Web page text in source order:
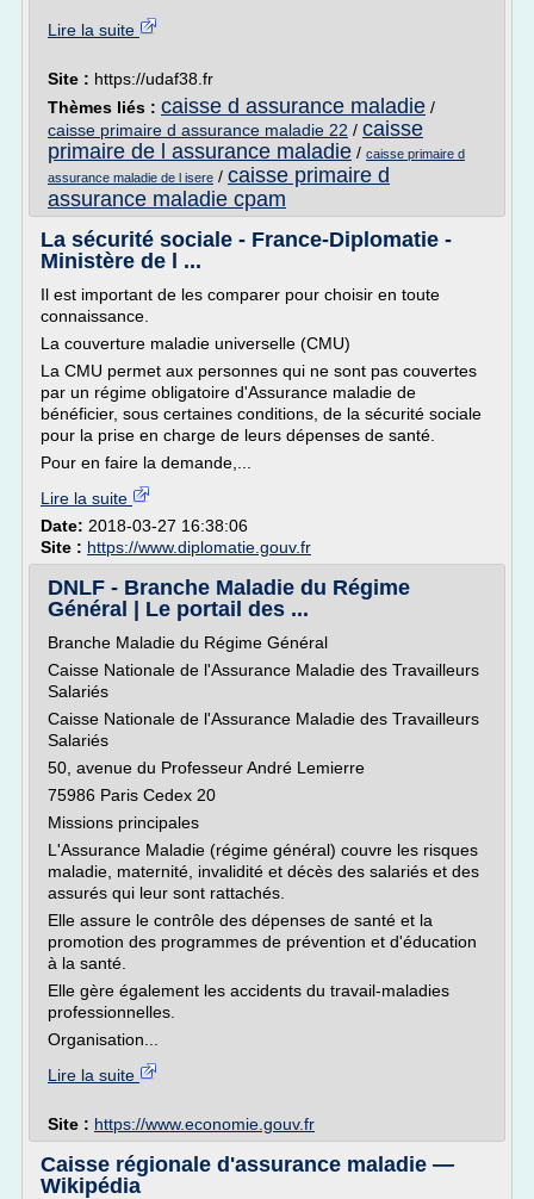
Lire la suite
Site : https://udaf38.fr
Thèmes liés : caisse d assurance maladie /
caisse primaire d assurance maladie 22 / caisse
primaire de l assurance maladie / caisse primaire d
assurance maladie de l isere / caisse primaire d
assurance maladie cpam
La sécurité sociale - France-Diplomatie -
Ministère de l ...
Il est important de les comparer pour choisir en toute
connaissance.
La couverture maladie universelle (CMU)
La CMU permet aux personnes qui ne sont pas couvertes
par un régime obligatoire d'Assurance maladie de
bénéficier, sous certaines conditions, de la sécurité sociale
pour la prise en charge de leurs dépenses de santé.
Pour en faire la demande,...
Lire la suite
Date: 2018-03-27 16:38:06
Site : https://www.diplomatie.gouv.fr
DNLF - Branche Maladie du Régime
Général | Le portail des ...
Branche Maladie du Régime Général
Caisse Nationale de l'Assurance Maladie des Travailleurs
Salariés
Caisse Nationale de l'Assurance Maladie des Travailleurs
Salariés
50, avenue du Professeur André Lemierre
75986 Paris Cedex 20
Missions principales
L'Assurance Maladie (régime général) couvre les risques
maladie, maternité, invalidité et décès des salariés et des
assurés qui leur sont rattachés.
Elle assure le contrôle des dépenses de santé et la
promotion des programmes de prévention et d'éducation
à la santé.
Elle gère également les accidents du travail-maladies
professionnelles.
Organisation...
Lire la suite
Site : https://www.economie.gouv.fr
Caisse régionale d'assurance maladie —
Wikipédia